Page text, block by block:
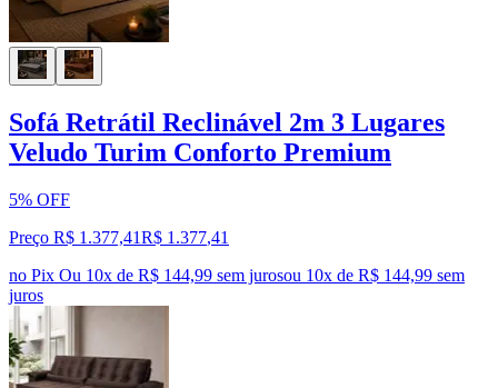
Sofá Retrátil Reclinável 2m 3 Lugares
Veludo Turim Conforto Premium
5% OFF
Preço R$ 1.377,41R$ 1.377,41
no Pix Ou 10x de R$ 144,99 sem jurosou 10x de R$ 144,99 sem
juros